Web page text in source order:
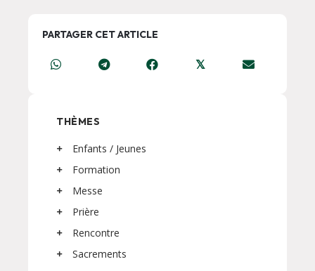
PARTAGER CET ARTICLE
𝕏
THÈMES
Enfants / Jeunes
Formation
Messe
Prière
Rencontre
Sacrements